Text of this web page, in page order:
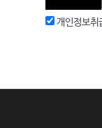
개인정보취